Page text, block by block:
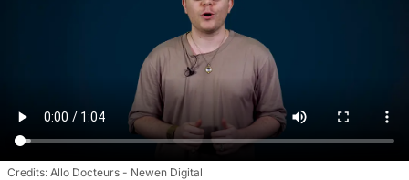
Allo Docteurs - Newen Digital